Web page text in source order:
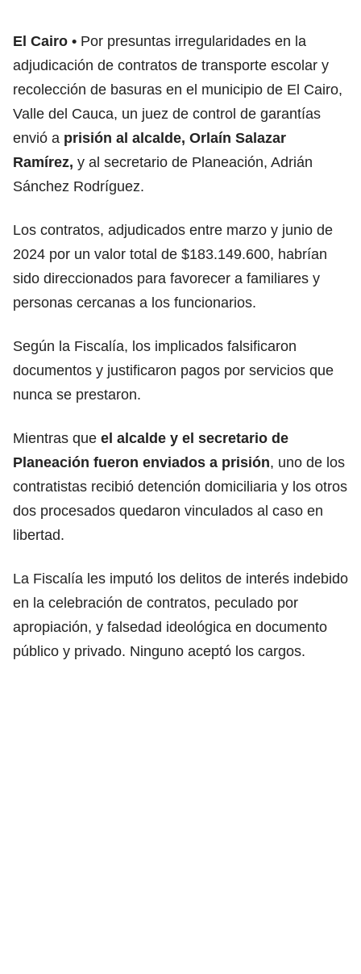
El Cairo
Por presuntas irregularidades en la
adjudicación de contratos de transporte escolar y
recolección de basuras en el municipio de El Cairo,
Valle del Cauca, un juez de control de garantías
envió a prisión al alcalde, Orlaín Salazar
Ramírez, y al secretario de Planeación, Adrián
Sánchez Rodríguez.
Los contratos, adjudicados entre marzo y junio de
2024 por un valor total de $183.149.600, habrían
sido direccionados para favorecer a familiares y
personas cercanas a los funcionarios.
Según la Fiscalía, los implicados falsificaron
documentos y justificaron pagos por servicios que
nunca se prestaron.
Mientras que el alcalde y el secretario de
Planeación fueron enviados a prisión, uno de los
contratistas recibió detención domiciliaria y los otros
dos procesados quedaron vinculados al caso en
libertad.
La Fiscalía les imputó los delitos de interés indebido
en la celebración de contratos, peculado por
apropiación, y falsedad ideológica en documento
público y privado. Ninguno aceptó los cargos.